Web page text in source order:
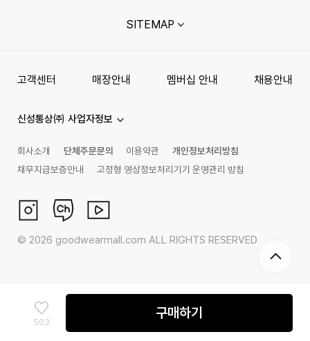
503
구매하기
SITEMAP
고객센터 매장안내 멤버십 안내 채용안내
신성통상㈜ 사업자정보
회사소개 단체주문문의 이용약관
개인정보처리방침
채무지급보증안내
고정형 영상정보처리기기 운영관리 방침
© 2026 goodwearmall.com ALL RIGHTS RESERVED